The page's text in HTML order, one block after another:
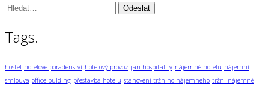
Vyhledávání:
Tags.
hostel hotelové poradenství hotelový provoz jan hospitality nájemné hotelu nájemní
smlouva office bulding přestavba hotelu stanovení tržního nájemného tržní nájemné